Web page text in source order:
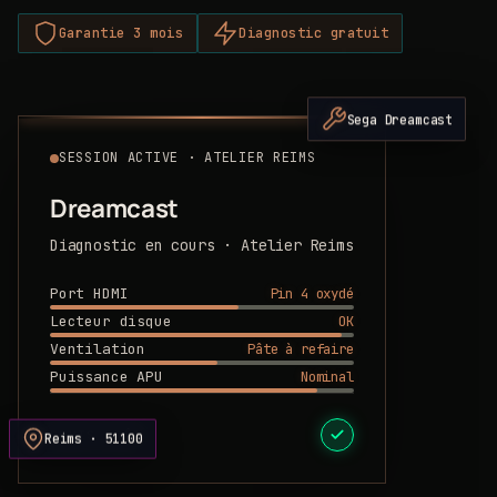
Garantie 3 mois Diagnostic gratuit
SESSION ACTIVE · ATELIER REIMS
Dreamcast
Diagnostic en cours · Atelier Reims
Port HDMI
Pin 4 oxydé
Lecteur disque
OK
Ventilation
Pâte à refaire
Puissance APU
Nominal
DEVIS PRÊT
Sega Dreamcast
Reims · 51100